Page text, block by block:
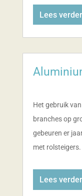
Lees verder
Het gebruik
branches op
gebeuren er
met rolsteigers.
Lees verder